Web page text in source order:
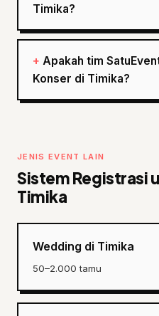
Timika?
Apakah tim
Konser di Timika?
JENIS EVENT LAIN
Sistem Registrasi
Timika
Wedding di Timika
50–2.000 tamu